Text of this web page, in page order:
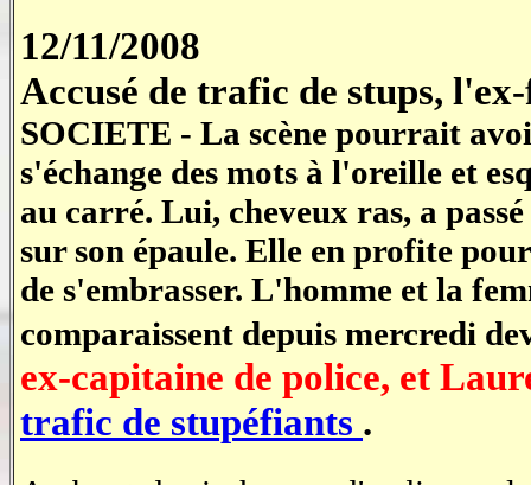
12/11/2008
Accusé de trafic de stups,
SOCIETE - La scène pourrait
s'échange des mots à l'oreille et
au carré. Lui, cheveux ras, a
sur son épaule. Elle en profite
de s'embrasser. L'homme et la
comparaissent depuis mercredi
ex-capitaine de police, et
trafic de stupéfiants .